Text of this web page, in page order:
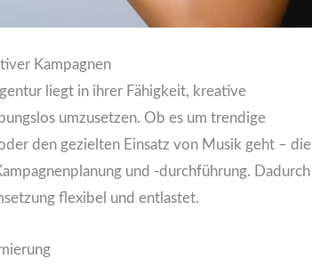
Kampagnen
liegt in ihrer Fähigkeit, kreative
umzusetzen. Ob es um trendige
den gezielten Einsatz von Musik geht – die
und -durchführung. Dadurch
flexibel und entlastet.